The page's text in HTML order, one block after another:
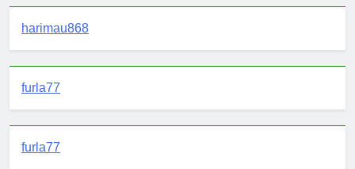
harimau868
furla77
furla77